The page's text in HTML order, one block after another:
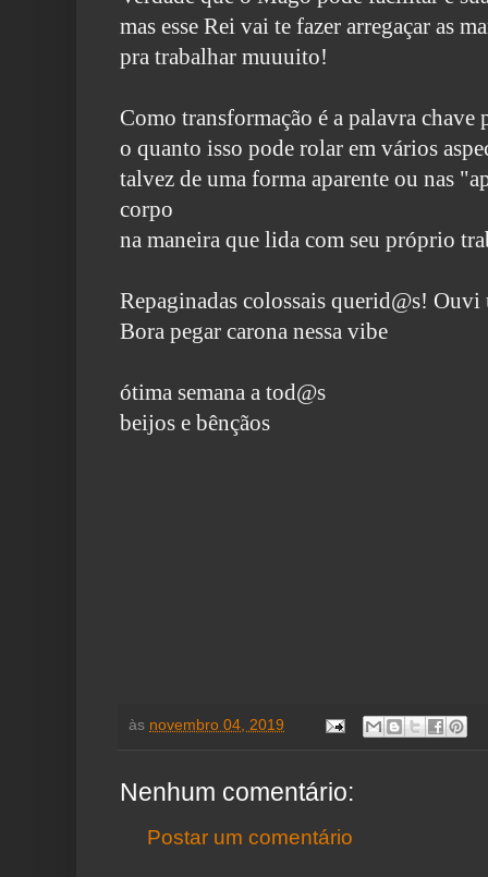
mas esse Rei vai te fazer arregaçar as
pra trabalhar muuuito!
Como transformação é a palavra chave
o quanto isso pode rolar em vários
talvez de uma forma aparente ou nas
corpo
na maneira que lida com seu próprio
Repaginadas colossais querid@s!
Bora pegar carona nessa vibe
ótima semana a tod@s
beijos e bênçãos
às novembro 04, 2019
Nenhum comentário:
Postar um comentário